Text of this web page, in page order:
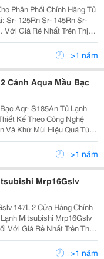
Phân Phối Chính Hãng Tủ
Sr- 125Rn Sr- 145Rn Sr-
Với Giá Rẻ Nhất Trên Thị
Và Mức Báo Giá
>1 năm
Cánh Aqua Mầu Bạc
S185An Tủ Lạnh
Kế Theo Công Nghệ
Khử Mùi Hiệu Quả Tủ
Tính Năng Làm Lạnh Siêu
Thời Gian Và Rất >1 năm
Mrp16Gslv
147L 2 Cửa Hàng Chính
Với Giá Rẻ Nhất Trên Thị
Liên Hệ Bích
933 777
>1 năm